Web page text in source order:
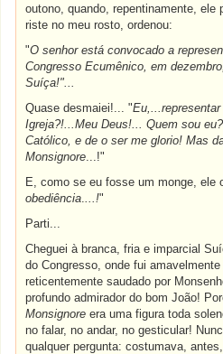
outono, quando, repentinamente, ele
riste no meu rosto, ordenou:
"O senhor está convocado a
Congresso Ecumênico, em
Suíça!"...
Quase desmaiei!... "
Igreja?!...Meu Deus!... Quem sou
Católico, e de o ser me glorio! Mas
Monsignore...!"
E, como se eu fosse um monge, ele
obediência....!"
Parti...
Cheguei à branca, fria e imparcial
do Congresso, onde fui
reticentemente saudado por
profundo admirador do bom João!
Monsignore era uma figura toda
no falar, no andar, no gesticular!
qualquer pergunta: costumava,